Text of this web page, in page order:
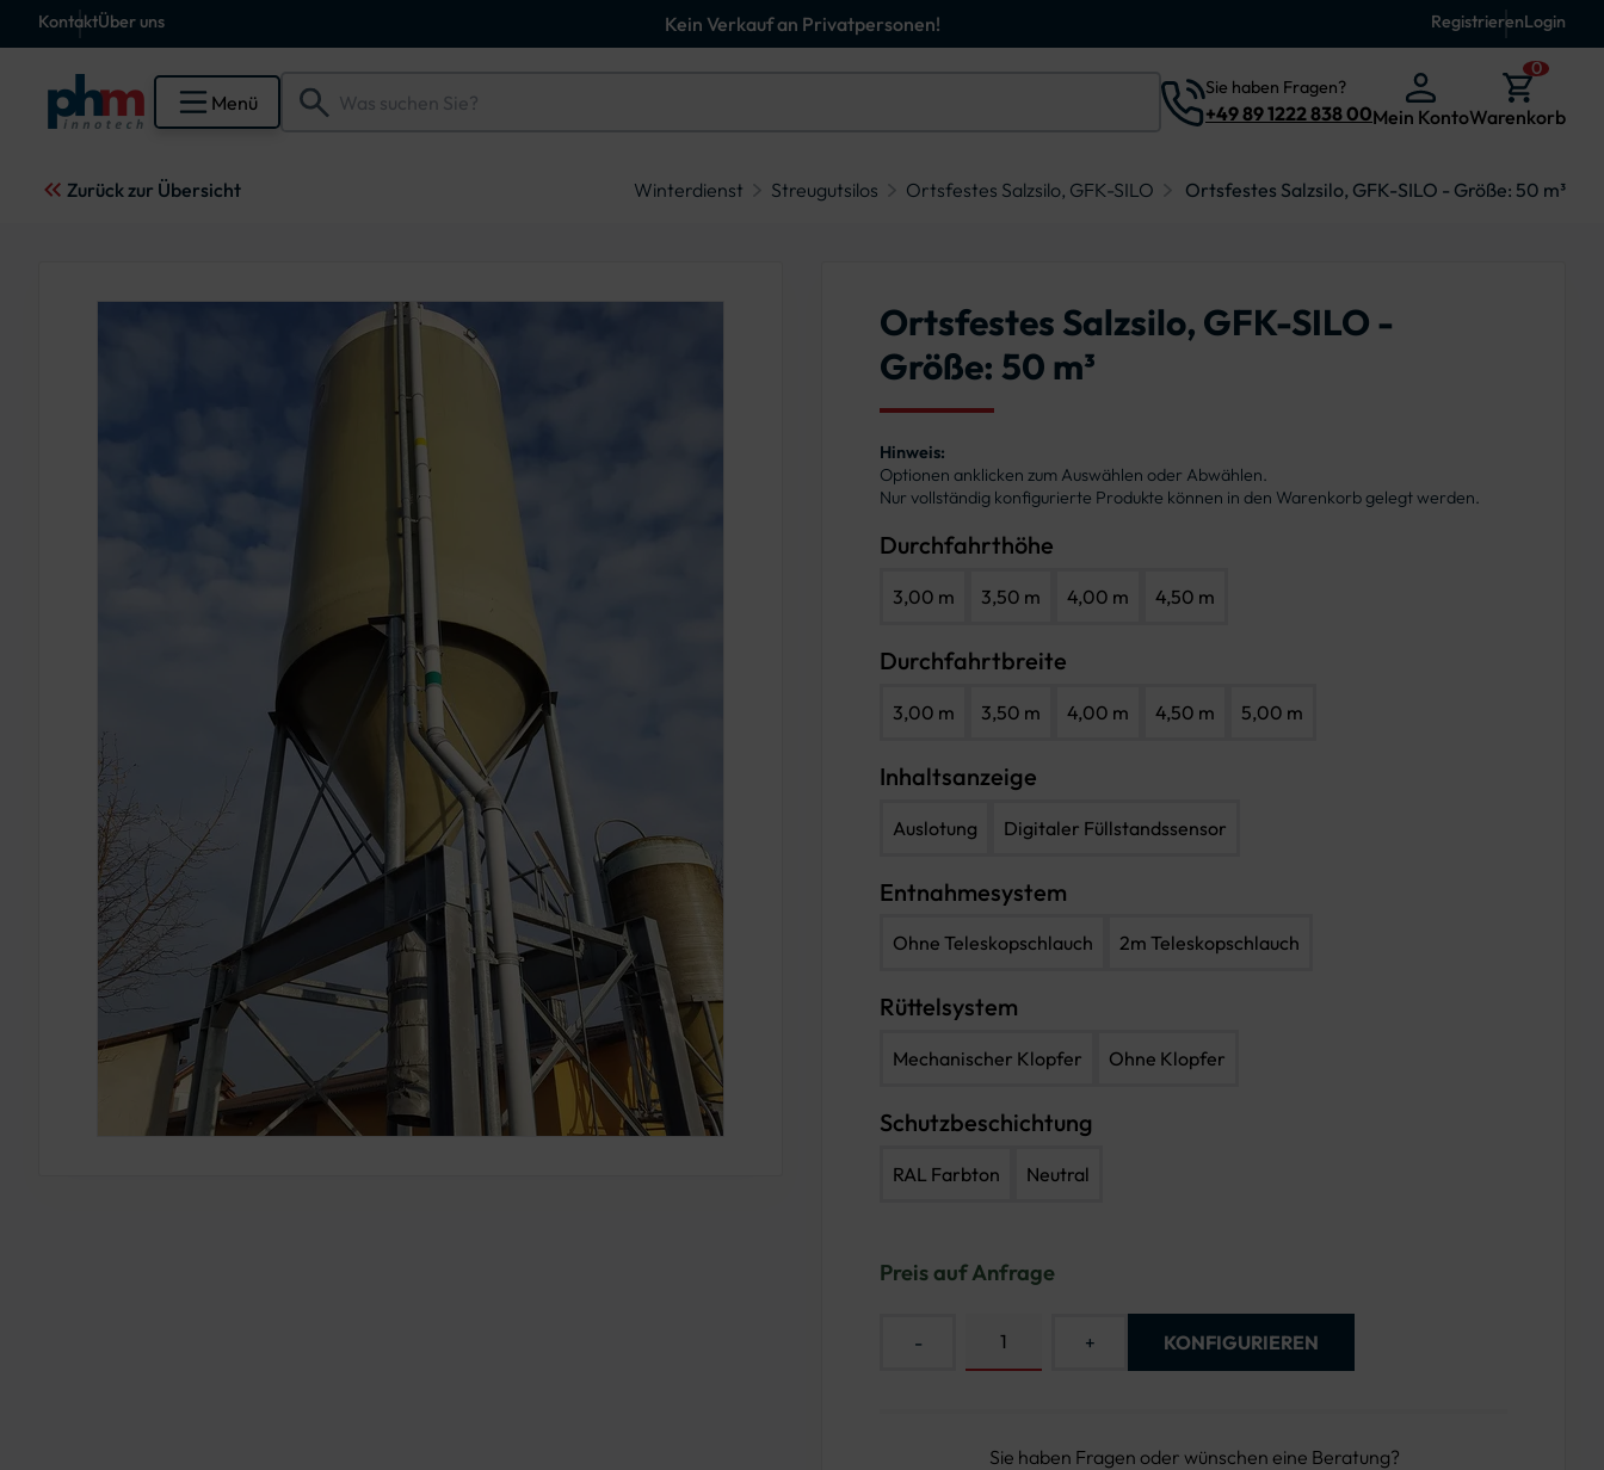
KontaktÜber uns Kein Verkauf an Privatpersonen! RegistrierenLogin
Menü
Sie haben Fragen?
+49 89 1222 838 00Mein Konto
0
Warenkorb
Zurück zur Übersicht Winterdienst Streugutsilos Ortsfestes Salzsilo, GFK-SILO Ortsfestes Salzsilo, GFK-SILO - Größe: 50 m³
Ortsfestes Salzsilo, GFK-SILO -
Größe: 50 m³
Hinweis:
Optionen anklicken zum Auswählen oder Abwählen.
Nur vollständig konfigurierte Produkte können in den Warenkorb gelegt werden.
Durchfahrthöhe
3,00 m 3,50 m 4,00 m 4,50 m
Durchfahrtbreite
3,00 m 3,50 m 4,00 m 4,50 m 5,00 m
Inhaltsanzeige
Auslotung Digitaler Füllstandssensor
Entnahmesystem
Ohne Teleskopschlauch 2m Teleskopschlauch
Rüttelsystem
Mechanischer Klopfer Ohne Klopfer
Schutzbeschichtung
RAL Farbton Neutral
Preis auf Anfrage
- + KONFIGURIEREN
Sie haben Fragen oder wünschen eine Beratung?